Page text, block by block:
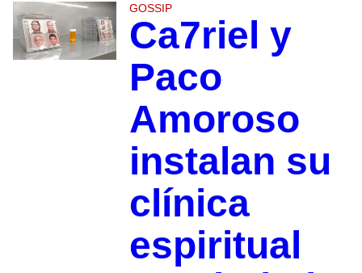
GOSSIP
Ca7riel y
Paco
Amoroso
instalan su
clínica
espiritual